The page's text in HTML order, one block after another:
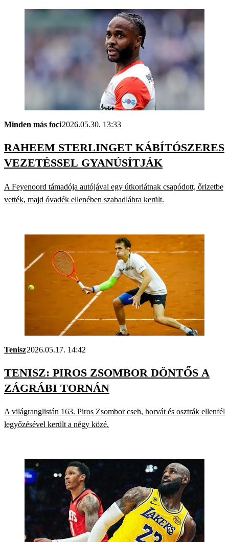
Minden más foci2026.05.30. 13:33
RAHEEM STERLINGET KÁBÍTÓSZERES
VEZETÉSSEL GYANÚSÍTJÁK
A Feyenoord támadója autójával egy útkorlátnak csapódott, őrizetbe
vették, majd óvadék ellenében szabadlábra került.
Tenisz2026.05.17. 14:42
TENISZ: PIROS ZSOMBOR DÖNTŐS A
ZÁGRÁBI TORNÁN
A világranglistán 163. Piros Zsombor cseh, horvát és osztrák ellenfél
legyőzésével került a négy közé.